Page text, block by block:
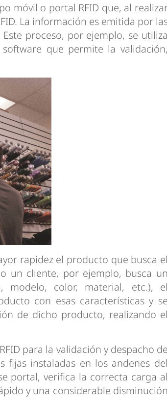
móvil o portal RFID que, al
La información es emitida por
proceso, por ejemplo, se utiliza
que permite la validación,
rapidez el producto que busca el
un cliente, por ejemplo, busca un
modelo, color, material, etc.), el
con esas características y se
de dicho producto, realizando el
para la validación y despacho de
fijas instaladas en los andenes del
portal, verifica la correcta carga al
y una considerable disminución